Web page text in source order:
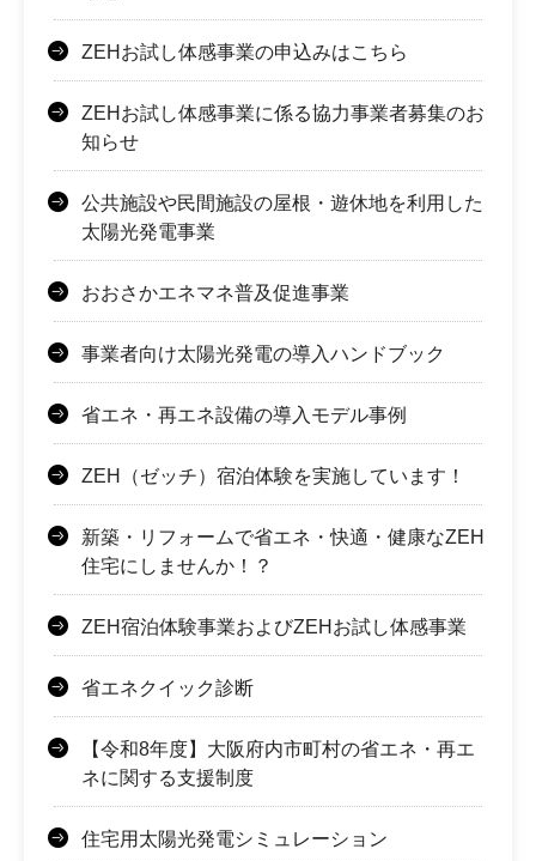
ZEHお試し体感事業の申込みはこちら
ZEHお試し体感事業に係る協力事業者募集のお
知らせ
公共施設や民間施設の屋根・遊休地を利用した
太陽光発電事業
おおさかエネマネ普及促進事業
事業者向け太陽光発電の導入ハンドブック
省エネ・再エネ設備の導入モデル事例
ZEH（ゼッチ）宿泊体験を実施しています！
新築・リフォームで省エネ・快適・健康なZEH
住宅にしませんか！？
ZEH宿泊体験事業およびZEHお試し体感事業
省エネクイック診断
【令和8年度】大阪府内市町村の省エネ・再エ
ネに関する支援制度
住宅用太陽光発電シミュレーション